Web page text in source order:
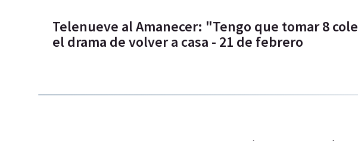
Telenueve al Amanecer: "Tengo que tomar 8
el drama de volver a casa - 21 de febrero